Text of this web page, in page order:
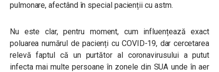
pulmonare, afectând în special pacienții cu astm.
Nu este clar, pentru moment, cum influențează exact
poluarea numărul de pacienți cu COVID-19, dar cercetarea
relevă faptul că un purtător al coronavirusului a putut
infecta mai multe persoane în zonele din SUA unde în aer